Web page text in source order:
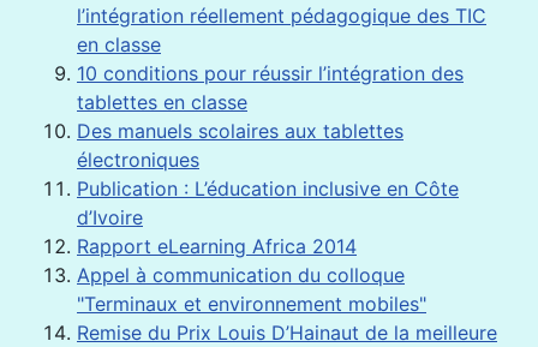
l’intégration réellement pédagogique des TIC
en classe
10 conditions pour réussir l’intégration des
tablettes en classe
Des manuels scolaires aux tablettes
électroniques
Publication : L’éducation inclusive en Côte
d’Ivoire
Rapport eLearning Africa 2014
Appel à communication du colloque
"Terminaux et environnement mobiles"
Remise du Prix Louis D’Hainaut de la meilleure